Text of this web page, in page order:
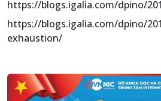
https://blogs.igalia.com/dpino/
https://blogs.igalia.com/dpino/
exhaustion/